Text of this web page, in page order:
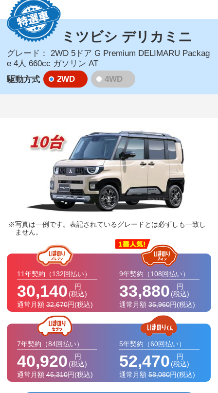
ミツビシ デリカミニ
グレード： 2WD 5ドア G Premium DELIMARU Packag
e 4人 660cc ガソリン AT
駆動方式
2WD 4WD
写真は一例です。表記されているグレードとは必ずしも一致し
ません。
11年契約 （132回払い）
30,140
円
(税込)
通常月額 32,670円(税込)
9年契約 （108回払い）
33,880
円
(税込)
通常月額 36,960円(税込)
7年契約 （84回払い）
40,920
円
(税込)
通常月額 46,310円(税込)
5年契約 （60回払い）
52,470
円
(税込)
通常月額 58,080円(税込)